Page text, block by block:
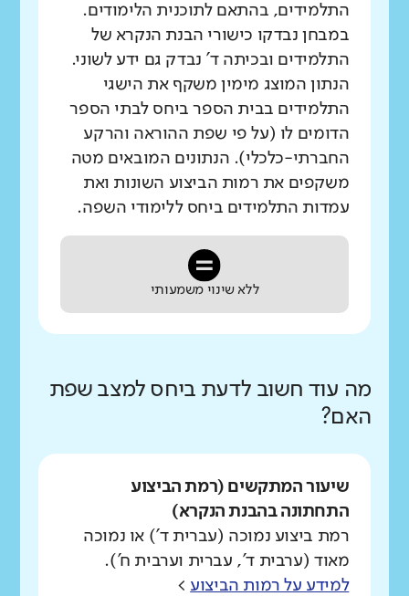
התלמידים, בהתאם לתוכנית הלימודים.
במבחן נבדקו כישורי הבנת הנקרא של
התלמידים ובכיתה ד' נבדק גם ידע לשוני.
הנתון המוצג מימין משקף את הישגי
התלמידים בבית הספר ביחס לבתי הספר
הדומים לו (על פי שפת ההוראה והרקע
החברתי-כלכלי). הנתונים המובאים מטה
משקפים את רמות הביצוע השונות ואת
עמדות התלמידים ביחס ללימודי השפה.
ללא שינוי משמעותי
מה עוד חשוב לדעת ביחס למצב שפת
האם?
שיעור המתקשים (רמת הביצוע
התחתונה בהבנת הנקרא)
רמת ביצוע נמוכה (עברית ד') או נמוכה
מאוד (ערבית ד', עברית וערבית ח').
למידע על רמות הביצוע >